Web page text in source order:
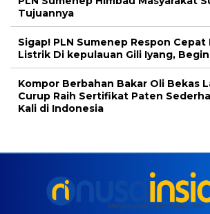
Tujuannya
Sigap! PLN Sumenep Respon Cepat
Listrik Di kepulauan Gili Iyang,
Kompor Berbahan Bakar Oli Bekas
Curup Raih Sertifikat Paten
Kali di Indonesia